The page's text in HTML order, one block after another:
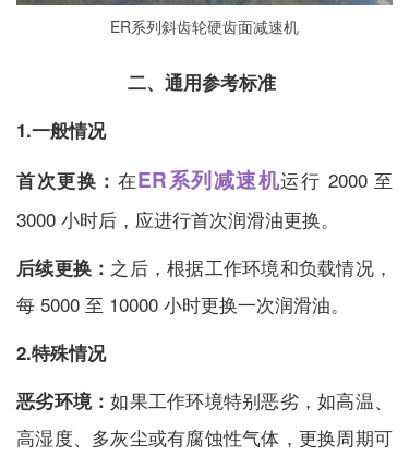
ER系列斜齿轮硬齿面减速机
二、通用参考标准
1.一般情况
首次更换： 在ER系列减速机运行 2000 至
3000 小时后，应进行首次润滑油更换。
后续更换： 之后，根据工作环境和负载情况，
每 5000 至 10000 小时更换一次润滑油。
2.特殊情况
恶劣环境：如果工作环境特别恶劣，如高温、
高湿度、多灰尘或有腐蚀性气体，更换周期可